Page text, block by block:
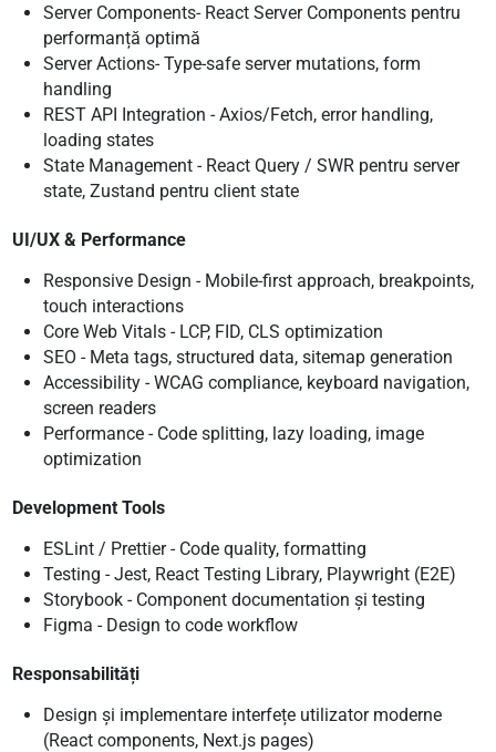
Server Components- React Server Components pentru
performanță optimă
Server Actions- Type-safe server mutations, form
handling
REST API Integration - Axios/Fetch, error handling,
loading states
State Management - React Query / SWR pentru server
state, Zustand pentru client state
UI/UX & Performance
Responsive Design - Mobile-first approach, breakpoints,
touch interactions
Core Web Vitals - LCP, FID, CLS optimization
SEO - Meta tags, structured data, sitemap generation
Accessibility - WCAG compliance, keyboard navigation,
screen readers
Performance - Code splitting, lazy loading, image
optimization
Development Tools
ESLint / Prettier - Code quality, formatting
Testing - Jest, React Testing Library, Playwright (E2E)
Storybook - Component documentation și testing
Figma - Design to code workflow
Responsabilități
Design și implementare interfețe utilizator moderne
(React components, Next.js pages)